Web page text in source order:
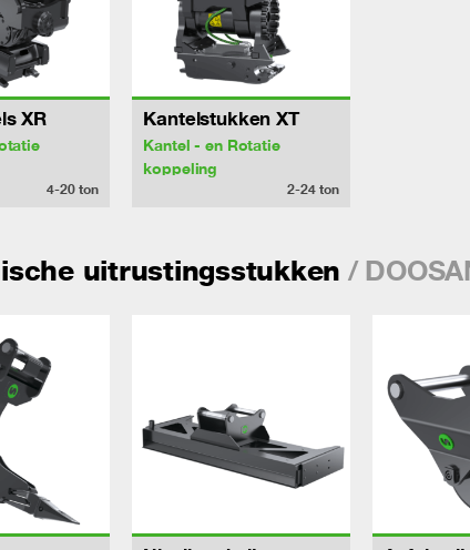
XR
4-20ton
Kantelstukken XT
Kantel - en Rotatie
koppeling
2-24ton
uitrustingsstukken /